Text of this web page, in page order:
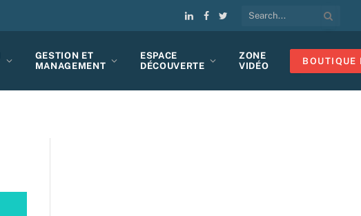
LinkedIn
Facebook
Twitter
GESTION ET
MANAGEMENT
ESPACE
DÉCOUVERTE
ZONE
VIDÉO
BOUTIQUE